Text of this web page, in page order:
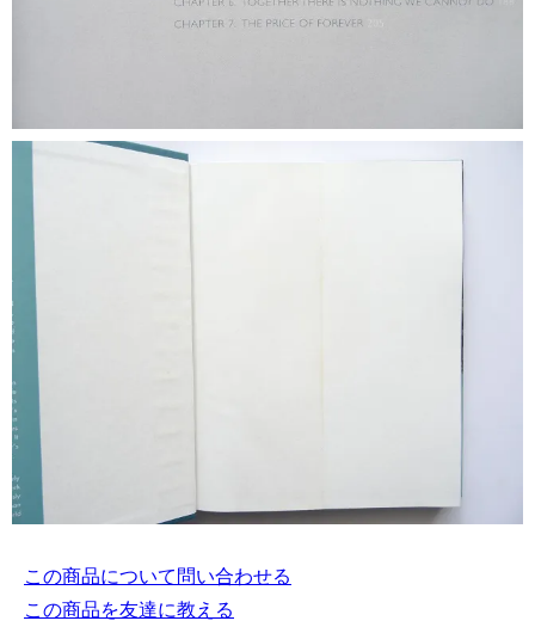
この商品について問い合わせる
この商品を友達に教える